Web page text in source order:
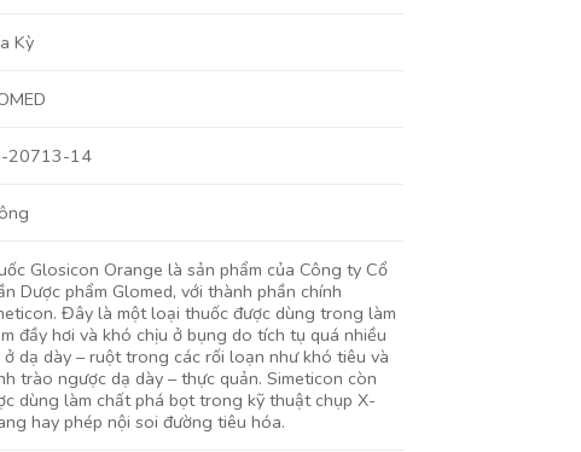
Kỳ
20713-14
Glosicon Orange là sản phẩm của Công ty Cổ
Dược phẩm Glomed, với thành phần chính
Đây là một loại thuốc được dùng trong làm
đầy hơi và khó chịu ở bụng do tích tụ quá nhiều
ở dạ dày – ruột trong các rối loạn như khó tiêu và
trào ngược dạ dày – thực quản. Simeticon còn
dùng làm chất phá bọt trong kỹ thuật chụp X-
hay phép nội soi đường tiêu hóa.